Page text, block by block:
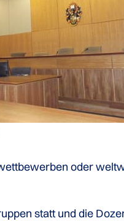
oder
statt und die